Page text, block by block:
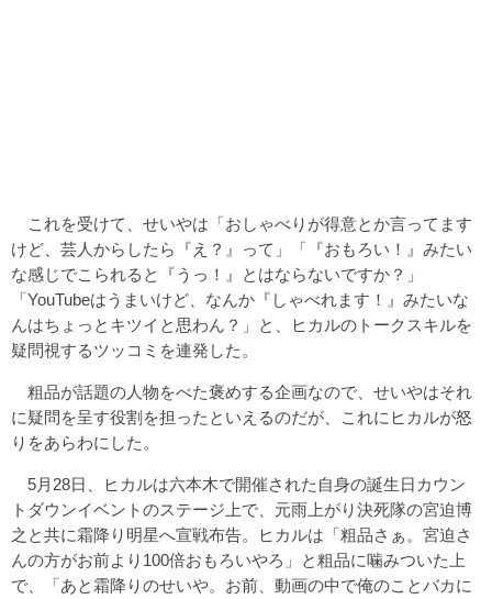
これを受けて、せいやは「おしゃべりが得意とか言ってます
けど、芸人からしたら『え？』って」「『おもろい！』みたい
な感じでこられると『うっ！』とはならないですか？」
「YouTubeはうまいけど、なんか『しゃべれます！』みたいな
んはちょっとキツイと思わん？」と、ヒカルのトークスキルを
疑問視するツッコミを連発した。
粗品が話題の人物をべた褒めする企画なので、せいやはそれ
に疑問を呈す役割を担ったといえるのだが、これにヒカルが怒
りをあらわにした。
5月28日、ヒカルは六本木で開催された自身の誕生日カウン
トダウンイベントのステージ上で、元雨上がり決死隊の宮迫博
之と共に霜降り明星へ宣戦布告。ヒカルは「粗品さぁ。宮迫さ
んの方がお前より100倍おもろいやろ」と粗品に噛みついた上
で、「あと霜降りのせいや。お前、動画の中で俺のことバカに